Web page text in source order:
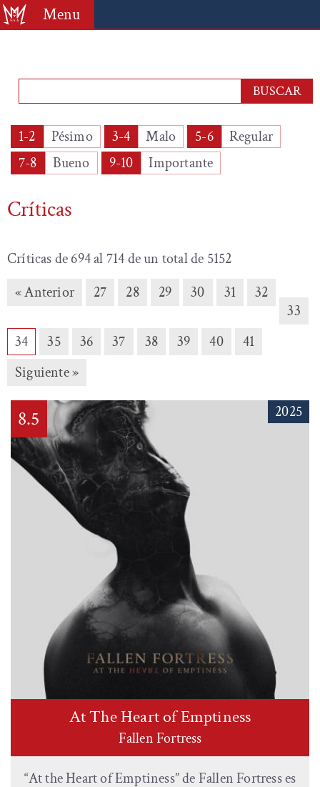
Menu
1-2 Pésimo 3-4 Malo 5-6
Regular
7-8
Bueno 9-10 Importante
Críticas
Críticas de 694 al 714 de un total de 5152
« Anterior
27 28 29 30 31
32
33
34
35 36 37 38 39 40
41
Siguiente »
At The Heart of Emptiness
Fallen Fortress
8.5 2025
“At the Heart of Emptiness” de Fallen Fortress es